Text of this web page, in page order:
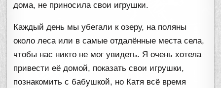
дома, не приносила свои игрушки.
Каждый день мы убегали к озеру, на поляны
около леса или в самые отдалённые места села,
чтобы нас никто не мог увидеть. Я очень хотела
привести её домой, показать свои игрушки,
познакомить с бабушкой, но Катя всё время